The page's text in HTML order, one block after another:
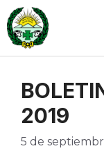
Saltar
al
contenido
2019
5 de